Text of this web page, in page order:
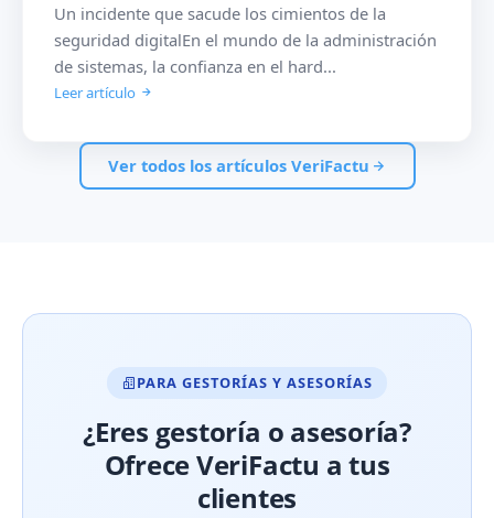
Un incidente que sacude los cimientos de la
seguridad digitalEn el mundo de la administración
de sistemas, la confianza en el hard...
Leer artículo
Ver todos los artículos VeriFactu
PARA GESTORÍAS Y ASESORÍAS
¿Eres gestoría o asesoría?
Ofrece VeriFactu a tus
clientes